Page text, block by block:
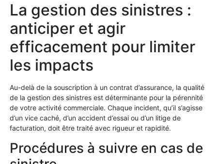
La gestion des sinistres :
anticiper et agir
efficacement pour limiter
les impacts
Au-delà de la souscription à un contrat d’assurance, la qualité
de la gestion des sinistres est déterminante pour la pérennité
de votre activité commerciale. Chaque incident, qu’il s’agisse
d’un vice caché, d’un accident d’essai ou d’un litige de
facturation, doit être traité avec rigueur et rapidité.
Procédures à suivre en cas de